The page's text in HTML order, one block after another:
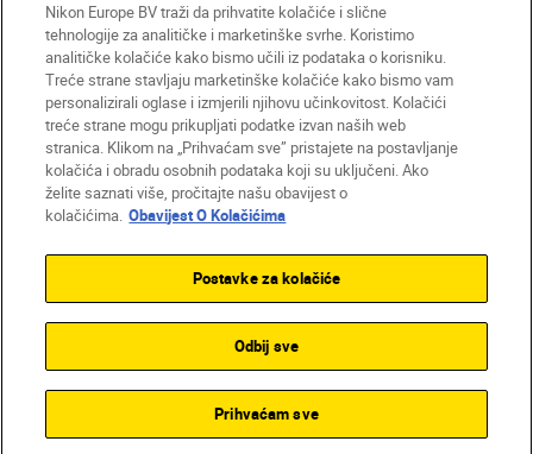
HR Nikon Sites
Obratite nam se
Obavijest o zaštiti privatnosti
Uvjeti upotrebe
Obavijest o kolačićima
Postavke kolačića
© 2026 Nikon
Back to top
Nikon Europe BV traži da prihvatite kolačiće i slične
tehnologije za analitičke i marketinške svrhe. Koristimo
analitičke kolačiće kako bismo učili iz podataka o korisniku.
Treće strane stavljaju marketinške kolačiće kako bismo vam
personalizirali oglase i izmjerili njihovu učinkovitost. Kolačići
treće strane mogu prikupljati podatke izvan naših web
stranica. Klikom na „Prihvaćam sve” pristajete na postavljanje
kolačića i obradu osobnih podataka koji su uključeni. Ako
želite saznati više, pročitajte našu obavijest o
kolačićima. Obavijest O Kolačićima
Postavke za kolačiće
Odbij sve
Prihvaćam sve